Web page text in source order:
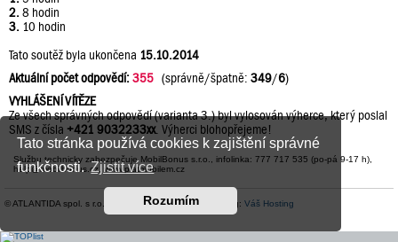
Tato stránka používá cookies k zajištění správné
funkčnosti.Zjistit více
Rozumím
2. 8 hodin
3. 10 hodin
Tato soutěž byla ukončena 15.10.2014
Aktuální počet odpovědí:355 (správně/špatně: 349/6)
VYHLÁŠENÍ VÍTĚZE
Ze všech správných odpovědí (varianta 3.) byl vylosován výherce, který poslal
SMS z čísla +421 9032233xx. Výherci blohopřejeme!
Službu technicky zabezpečuje MobilBonus s.r.o., infolinka: 777 717 535 (po-pá 9-17 h),
help@mobilbonus.cz, www.platmobilem.cz
© ATLANTIDA spol. s r.o. | Kontaktní údaje| Hosting: Váš Hosting